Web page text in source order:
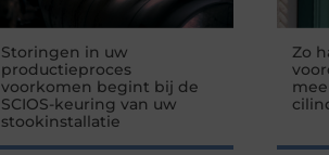
Storingen in uw
productieproces
voorkomen begint bij de
SCIOS-keuring van uw
stookinstallatie
Zo